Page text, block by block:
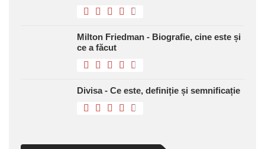
Milton Friedman - Biografie, cine este și
ce a făcut
Divisa - Ce este, definiție și semnificație